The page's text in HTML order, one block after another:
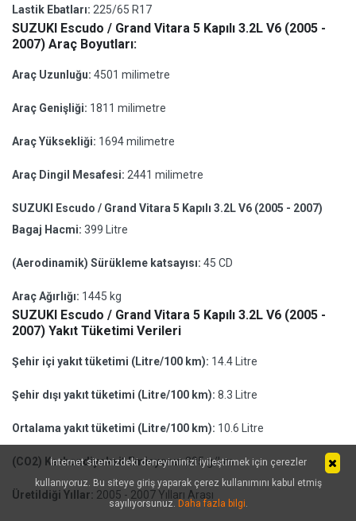
Lastik Ebatları: 225/65 R17
SUZUKI Escudo / Grand Vitara 5 Kapılı 3.2L V6 (2005 -
2007) Araç Boyutları:
Araç Uzunluğu: 4501 milimetre
Araç Genişliği: 1811 milimetre
Araç Yüksekliği: 1694 milimetre
Araç Dingil Mesafesi: 2441 milimetre
SUZUKI Escudo / Grand Vitara 5 Kapılı 3.2L V6 (2005 - 2007)
Bagaj Hacmi: 399 Litre
(Aerodinamik) Sürükleme katsayısı: 45 CD
Araç Ağırlığı: 1445 kg
SUZUKI Escudo / Grand Vitara 5 Kapılı 3.2L V6 (2005 -
2007) Yakıt Tüketimi Verileri
Şehir içi yakıt tüketimi (Litre/100 km): 14.4 Litre
Şehir dışı yakıt tüketimi (Litre/100 km): 8.3 Litre
Ortalama yakıt tüketimi (Litre/100 km): 10.6 Litre
(CO2) Karbondiyoksit Emisyonu:205 g/km
Üretildiği Yıllar: 2005 - 2007 Yılları Arası
İnternet sitemizdeki deneyiminizi iyileştirmek için çerezler
kullanıyoruz. Bu siteye giriş yaparak çerez kullanımını kabul etmiş
sayılıyorsunuz. Daha fazla bilgi.